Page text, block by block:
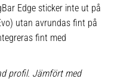
Edge sticker inte ut på
utan avrundas fint på
fint med
profil. Jämfört med